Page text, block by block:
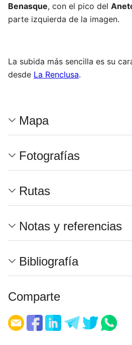
Benasque, con el pico del
parte izquierda de la imagen.
La subida más sencilla es su
desde La Renclusa.
Mapa
Fotografías
Rutas
Notas y referencias
Bibliografía
Comparte